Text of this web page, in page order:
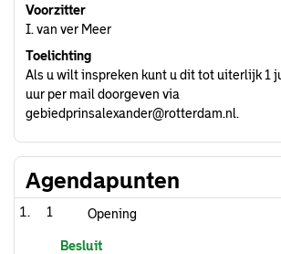
Voorzitter
I. van ver Meer
Toelichting
Als u wilt inspreken kunt u dit tot uiterlijk 1
uur per mail doorgeven via
gebiedprinsalexander@rotterdam.nl.
Agendapunten
1 Opening
Besluit